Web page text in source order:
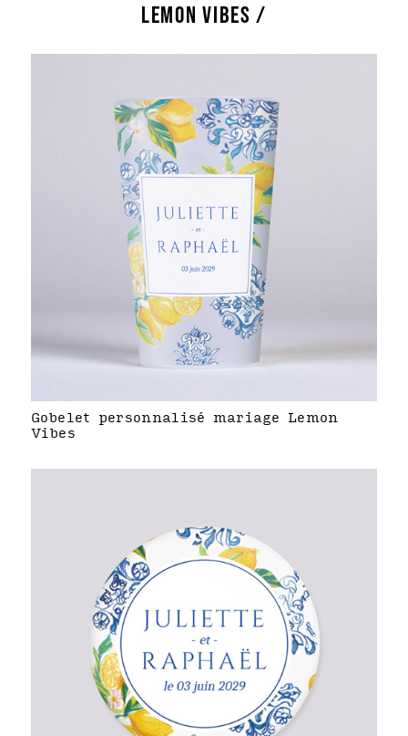
LEMON VIBES /
Gobelet personnalisé mariage Lemon
Vibes